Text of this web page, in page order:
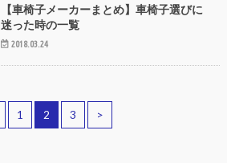
【車椅子メーカーまとめ】車椅子選びに
迷った時の一覧
2018.03.24
1 2 3 >